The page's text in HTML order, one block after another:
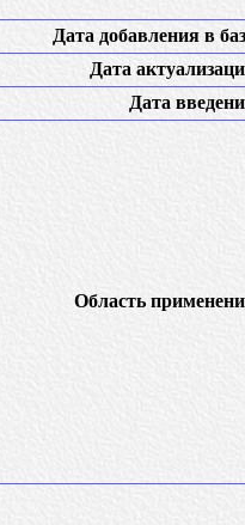
Дата добавления в
Дата
Дата
Область